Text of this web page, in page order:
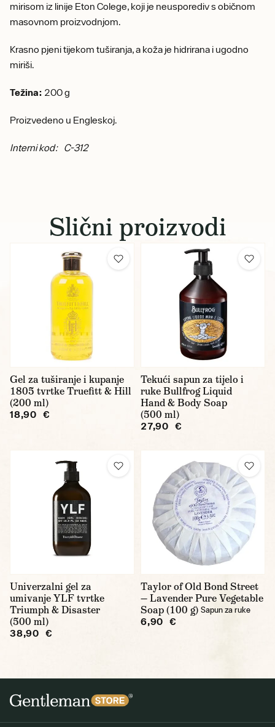
mirisom iz linije Eton Colege, koji je neusporediv s običnom
masovnom proizvodnjom.
Krasno pjeni tijekom tuširanja, a koža je hidrirana i ugodno
miriši.
Težina: 200 g
Proizvedeno u Engleskoj.
Interni kod: C-312
Slični proizvodi
Gel za tuširanje i kupanje
1805 tvrtke Truefitt & Hill
(200 ml)
18,90 €
Tekući sapun za tijelo i
ruke Bullfrog Liquid
Hand & Body Soap
(500 ml)
27,90 €
Univerzalni gel za
umivanje YLF tvrtke
Triumph & Disaster
(500 ml)
38,90 €
Taylor of Old Bond Street
— Lavender Pure Vegetable
Soap (100 g) Sapun za ruke
6,90 €